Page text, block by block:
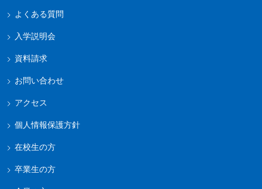
よくある質問
入学説明会
資料請求
お問い合わせ
アクセス
個人情報保護方針
在校生の方
卒業生の方